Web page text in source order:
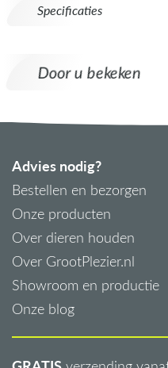
Specificaties
Door u bekeken
Advies nodig?
Bestellen en bezorgen
Onze producten
Over dieren houden
Over GrootPlezier.nl
Showroom en productie
Onze blog